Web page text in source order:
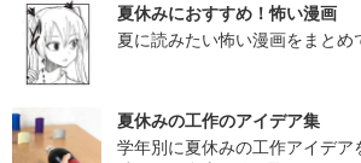
夏休みにおすすめ！怖い漫画
夏に読みたい怖い漫画をまとめ
夏休みの工作のアイデア集
学年別に夏休みの工作アイデア